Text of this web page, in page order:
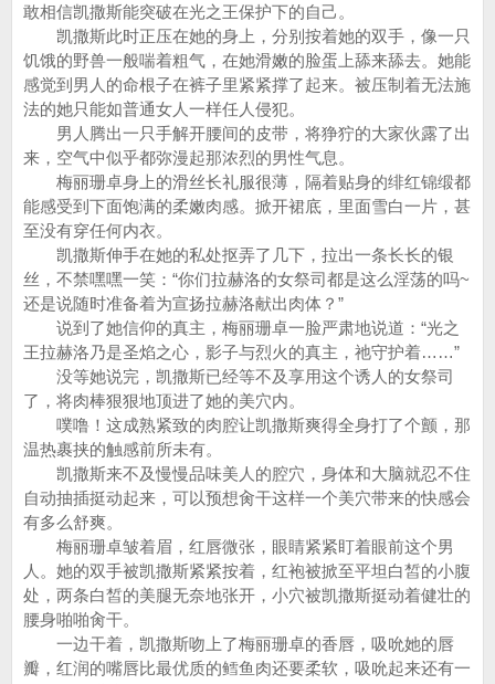
敢相信凯撒斯能突破在光之王保护下的自己。
凯撒斯此时正压在她的身上，分别按着她的双手，像一只
饥饿的野兽一般喘着粗气，在她滑嫩的脸蛋上舔来舔去。她能
感觉到男人的命根子在裤子里紧紧撑了起来。被压制着无法施
法的她只能如普通女人一样任人侵犯。
男人腾出一只手解开腰间的皮带，将狰狞的大家伙露了出
来，空气中似乎都弥漫起那浓烈的男性气息。
梅丽珊卓身上的滑丝长礼服很薄，隔着贴身的绯红锦缎都
能感受到下面饱满的柔嫩肉感。掀开裙底，里面雪白一片，甚
至没有穿任何内衣。
凯撒斯伸手在她的私处抠弄了几下，拉出一条长长的银
丝，不禁嘿嘿一笑：“你们拉赫洛的女祭司都是这么淫荡的吗~
还是说随时准备着为宣扬拉赫洛献出肉体？”
说到了她信仰的真主，梅丽珊卓一脸严肃地说道：“光之
王拉赫洛乃是圣焰之心，影子与烈火的真主，祂守护着……”
没等她说完，凯撒斯已经等不及享用这个诱人的女祭司
了，将肉棒狠狠地顶进了她的美穴内。
噗噜！这成熟紧致的肉腔让凯撒斯爽得全身打了个颤，那
温热裹挟的触感前所未有。
凯撒斯来不及慢慢品味美人的腔穴，身体和大脑就忍不住
自动抽插挺动起来，可以预想肏干这样一个美穴带来的快感会
有多么舒爽。
梅丽珊卓皱着眉，红唇微张，眼睛紧紧盯着眼前这个男
人。她的双手被凯撒斯紧紧按着，红袍被掀至平坦白皙的小腹
处，两条白皙的美腿无奈地张开，小穴被凯撒斯挺动着健壮的
腰身啪啪肏干。
一边干着，凯撒斯吻上了梅丽珊卓的香唇，吸吮她的唇
瓣，红润的嘴唇比最优质的鳕鱼肉还要柔软，吸吮起来还有一